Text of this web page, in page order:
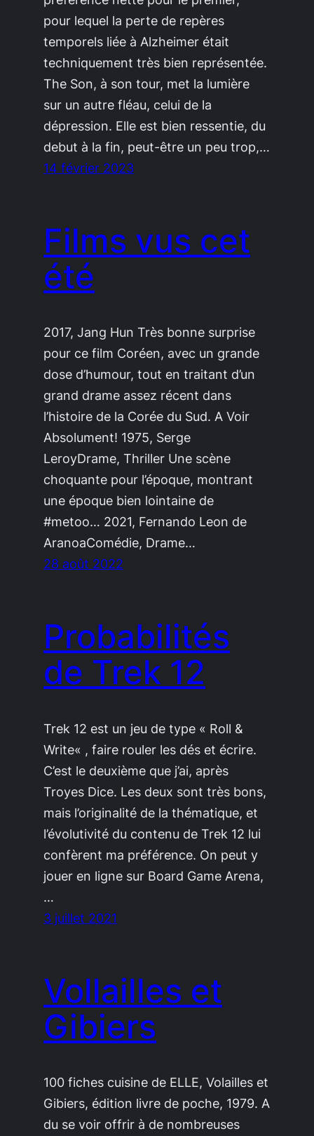
pour lequel la perte de repères
temporels liée à Alzheimer était
techniquement très bien représentée.
The Son, à son tour, met la lumière
sur un autre fléau, celui de la
dépression. Elle est bien ressentie, du
debut à la fin, peut-être un peu trop,…
14 février 2023
Films vus cet
été
2017, Jang Hun Très bonne surprise
pour ce film Coréen, avec un grande
dose d’humour, tout en traitant d’un
grand drame assez récent dans
l’histoire de la Corée du Sud. A Voir
Absolument! 1975, Serge
LeroyDrame, Thriller Une scène
choquante pour l’époque, montrant
une époque bien lointaine de
#metoo… 2021, Fernando Leon de
AranoaComédie, Drame…
28 août 2022
Probabilités
de Trek 12
Trek 12 est un jeu de type « Roll &
Write« , faire rouler les dés et écrire.
C’est le deuxième que j’ai, après
Troyes Dice. Les deux sont très bons,
mais l’originalité de la thématique, et
l’évolutivité du contenu de Trek 12 lui
confèrent ma préférence. On peut y
jouer en ligne sur Board Game Arena,
…
3 juillet 2021
Vollailles et
Gibiers
100 fiches cuisine de ELLE, Volailles et
Gibiers, édition livre de poche, 1979. A
du se voir offrir à de nombreuses